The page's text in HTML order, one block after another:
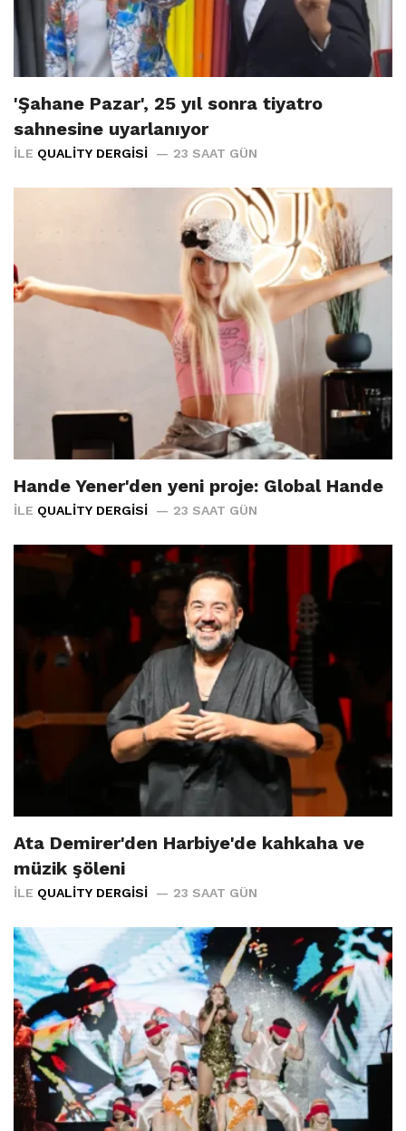
'Şahane Pazar', 25 yıl sonra tiyatro
sahnesine uyarlanıyor
İLE QUALITY DERGISI 23 SAAT GÜN
Hande Yener'den yeni proje: Global Hande
İLE QUALITY DERGISI 23 SAAT GÜN
Ata Demirer'den Harbiye'de kahkaha ve
müzik şöleni
İLE QUALITY DERGISI 23 SAAT GÜN